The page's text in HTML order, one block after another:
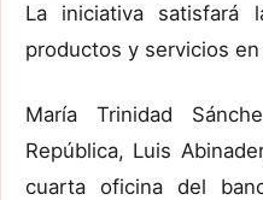
La iniciativa satisfará
productos y servicios
María Trinidad
República, Luis Abinader
cuarta oficina del